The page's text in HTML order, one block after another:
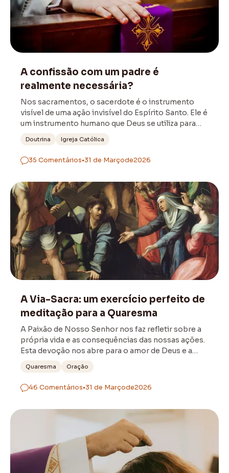
A confissão com um padre é
realmente necessária?
Nos sacramentos, o sacerdote é o instrumento
visível de uma ação invisível do Espírito Santo. Ele é
um instrumento humano que Deus se utiliza para
comunicar a sua graça.
Doutrina Igreja Católica
35 Comentários•31 de Marçode2026
A Via-Sacra: um exercício perfeito de
meditação para a Quaresma
A Paixão de Nosso Senhor nos faz refletir sobre a
própria vida e as consequências das nossas ações.
Esta devoção nos abre para o amor de Deus e a
união aos sofrimentos de Cristo.
Quaresma Oração
46 Comentários•31 de Marçode2026